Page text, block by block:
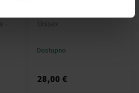
Unisex
Dostupno
28,00 €